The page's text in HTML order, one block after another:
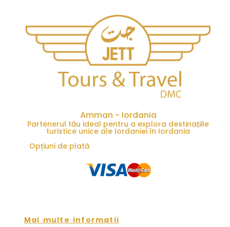
Amman - Iordania
Partenerul tău ideal pentru a explora destinațiile
turistice unice ale Iordaniei în Iordania
Opțiuni de plată
Mai multe informatii